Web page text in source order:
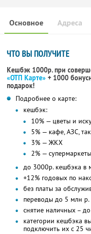
Основное Адреса
ЧТО ВЫ ПОЛУЧИТЕ
Кешбэк 1000р. при
«ОТП Карте» + 1000
подарок!
Подробнее о карте:
кешбэк:
10% — цветы и
5% — кафе, АЗС,
3% — ЖКХ
2% —
до 3000р. кешбэка в
+12% годовых по
без платы за
переводы до 5 млн р.
снятие наличных –
категории кешбэка
подключить их с 25